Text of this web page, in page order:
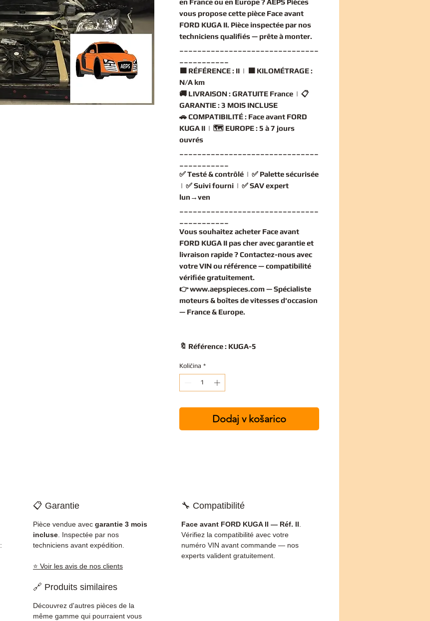
vous propose cette pièce Face avant
FORD KUGA II. Pièce inspectée par nos
techniciens qualifiés — prête à monter.
🟧 RÉFÉRENCE : II | 🟧 KILOMÉTRAGE :
N/A km
🚚 LIVRAISON : GRATUITE France | 📋
GARANTIE : 3 MOIS INCLUSE
🚗COMPATIBILITÉ : Face avant FORD
KUGA II | 🗺️ EUROPE : 5 à 7 jours
ouvrés
✅Testé & contrôlé | ✅ Palette sécurisée
| ✅Suivi fourni | ✅SAV expert
lun→ven
Vous souhaitez acheter Face avant
FORD KUGA II pas cheravec garantie et
livraison rapide ? Contactez-nous avec
votre VIN ou référence — compatibilité
vérifiéegratuitement.
👉www.aepspieces.com— Spécialiste
moteurs & boîtes de vitesses d'occasion
— France & Europe.
🔖 Référence : KUGA-5
Količina *
Dodaj v košarico
:
📋 Garantie
Pièce vendue avec garantie 3 mois
incluse . Inspectée par nos
techniciens avant expédition.
⭐ Voir les avis de nos clients
🔧 Compatibilité
Face avant FORD KUGA II — Réf. II
Vérifiez la compatibilité avec votre
numéro VIN avant commande — nos
experts valident gratuitement.
🔗 Produits similaires
Découvrez d'autres pièces de la
même gamme qui pourraient vous